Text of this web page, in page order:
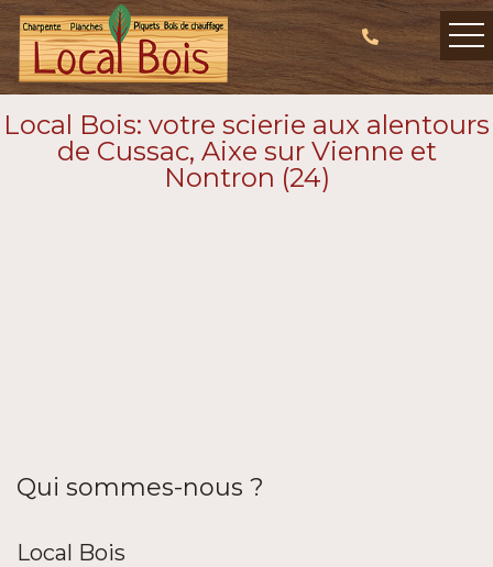
Local Bois: votre scierie aux alentours
de Cussac, Aixe sur Vienne et
Nontron (24)
Qui sommes-nous ?
Local Bois